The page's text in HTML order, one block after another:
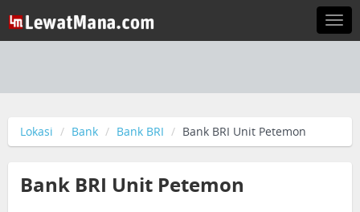
Lokasi Bank Bank BRI Bank BRI Unit Petemon
Bank BRI Unit Petemon